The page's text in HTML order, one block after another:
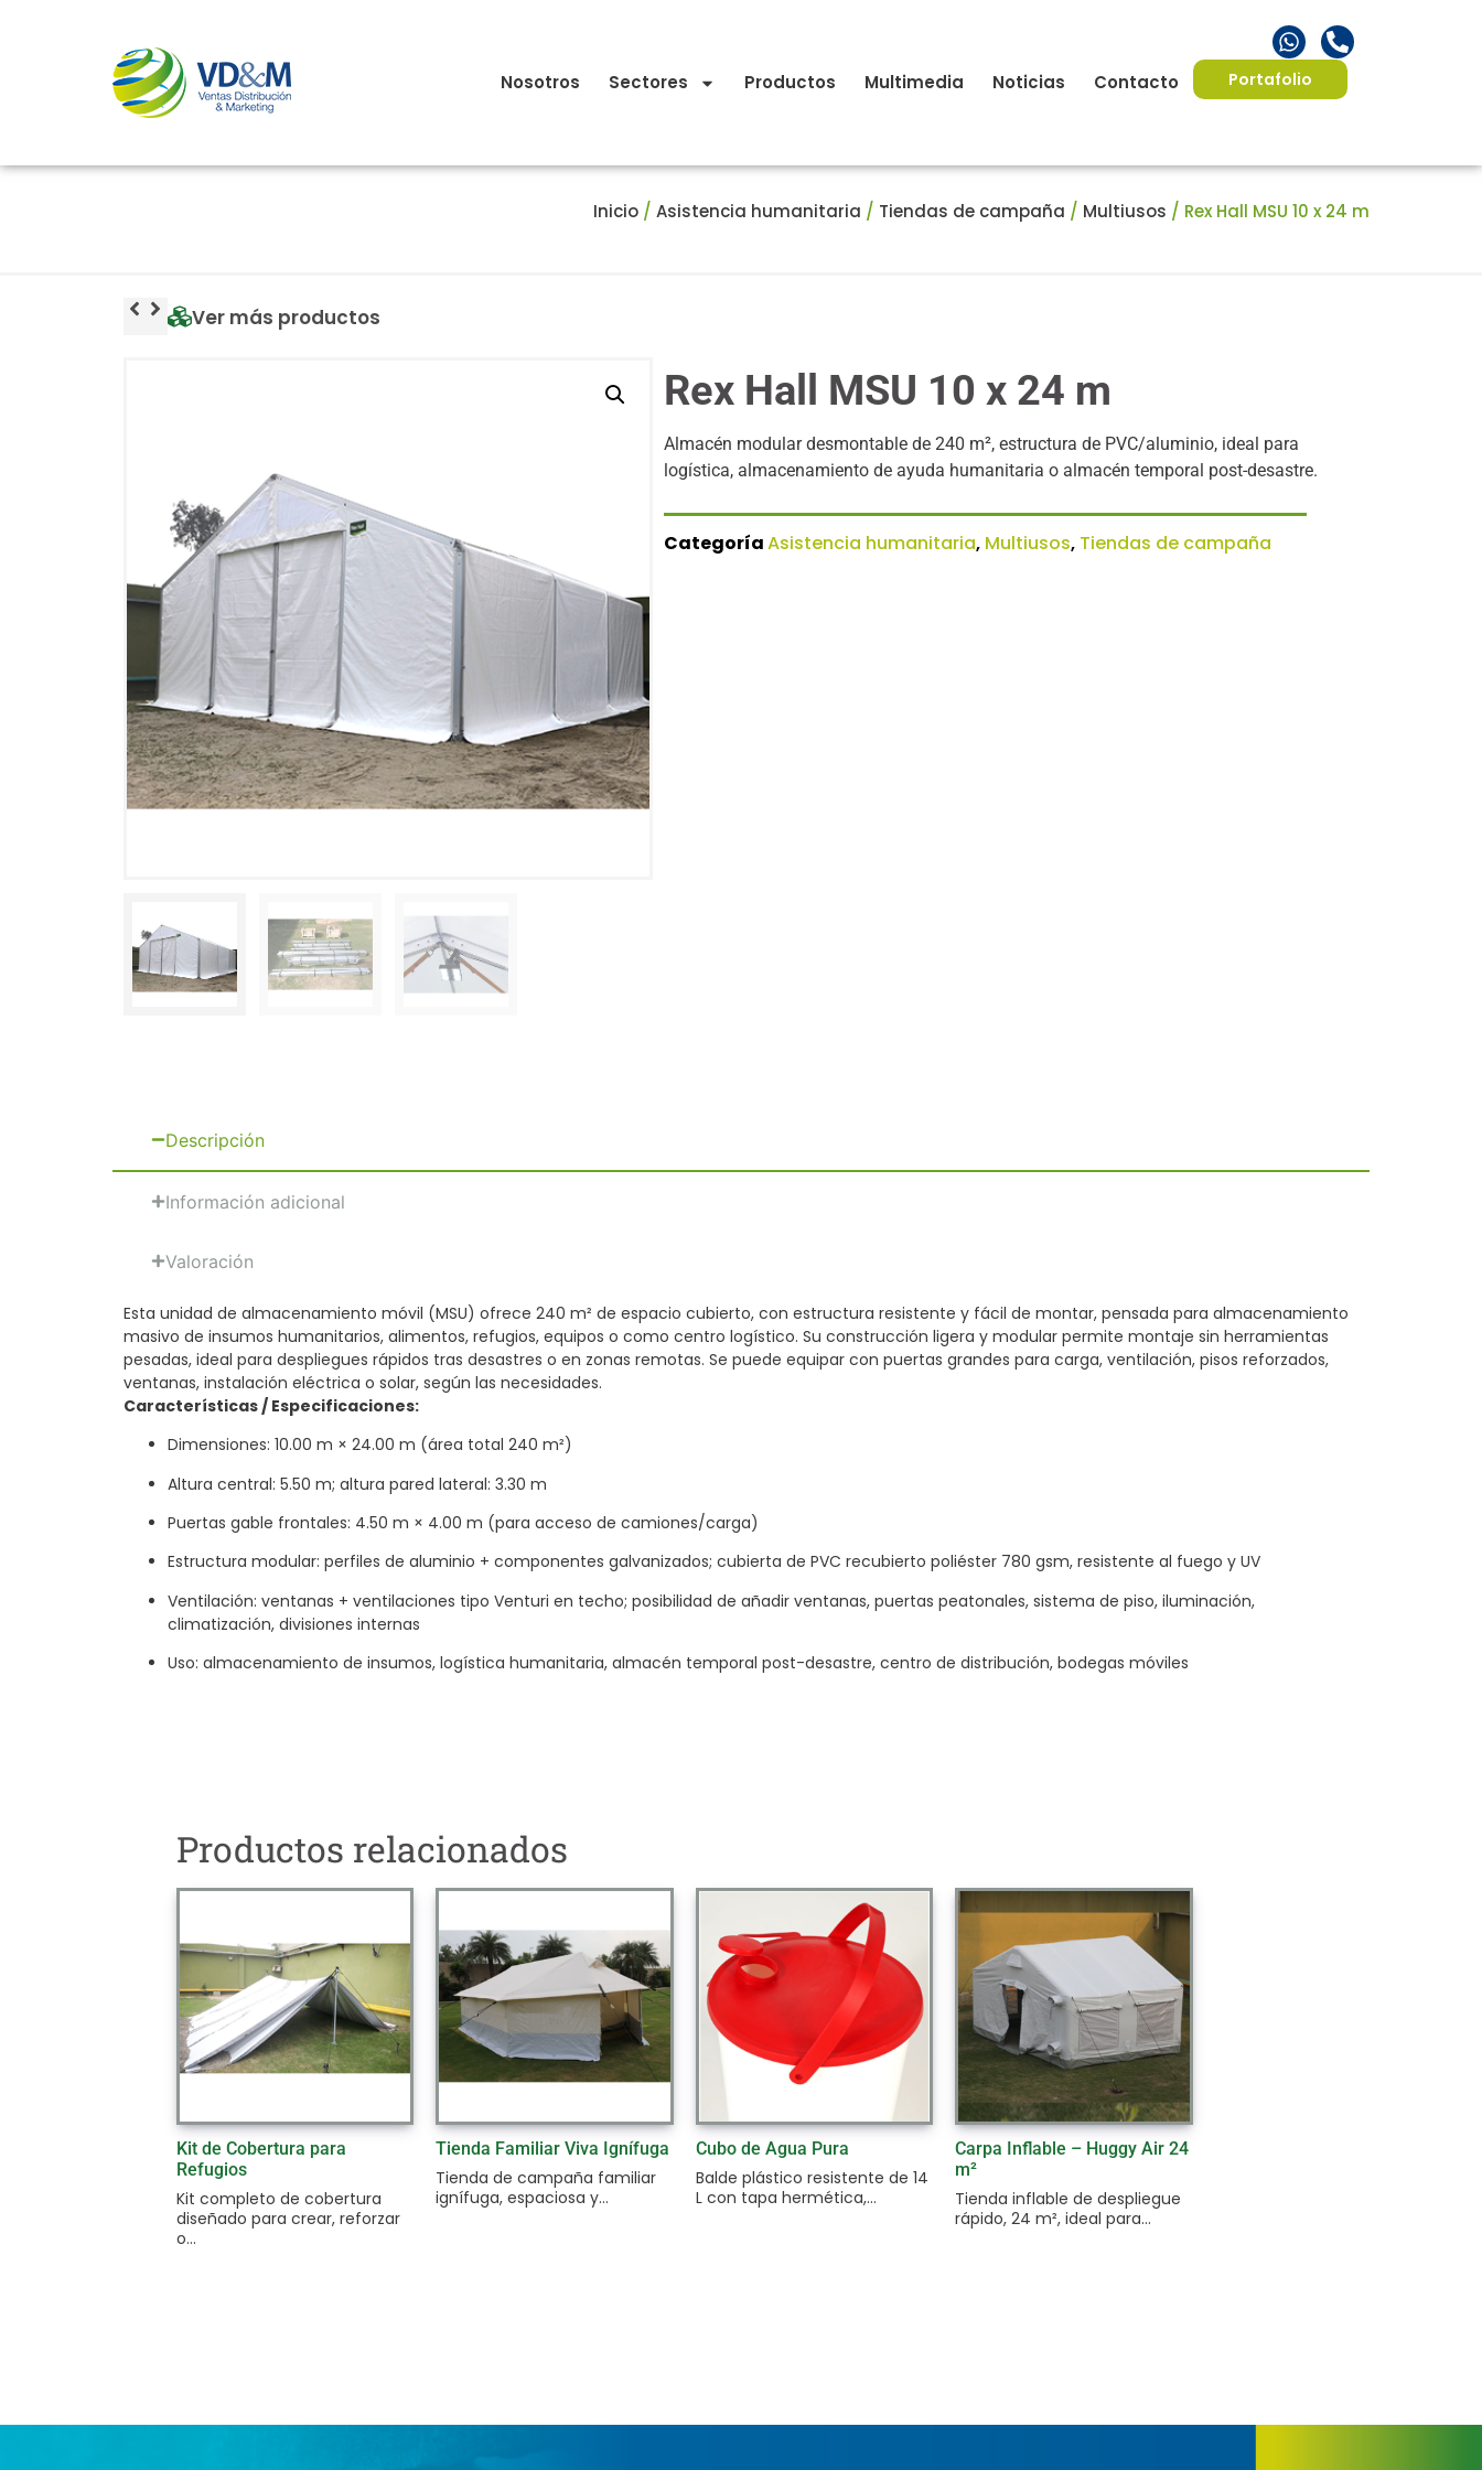
Nosotros Sectores Productos Multimedia Noticias Contacto Portafolio
Inicio / Asistencia humanitaria / Tiendas de campaña / Multiusos / Rex Hall MSU 10 x 24 m
Ver más productos
Rex Hall MSU 10 x 24 m
Almacén modular desmontable de 240 m², estructura de PVC/aluminio, ideal para
logística, almacenamiento de ayuda humanitaria o almacén temporal post-desastre.
CategoríaAsistencia humanitaria, Multiusos, Tiendas de campaña
Descripción
Información adicional
Valoración
Esta unidad de almacenamiento móvil (MSU) ofrece 240 m² de espacio cubierto, con estructura resistente y fácil de montar, pensada para almacenamiento
masivo de insumos humanitarios, alimentos, refugios, equipos o como centro logístico. Su construcción ligera y modular permite montaje sin herramientas
pesadas, ideal para despliegues rápidos tras desastres o en zonas remotas. Se puede equipar con puertas grandes para carga, ventilación, pisos reforzados,
ventanas, instalación eléctrica o solar, según las necesidades.
Características / Especificaciones:
Dimensiones: 10.00 m × 24.00 m (área total 240 m²)
Altura central: 5.50 m; altura pared lateral: 3.30 m
Puertas gable frontales: 4.50 m × 4.00 m (para acceso de camiones/carga)
Estructura modular: perfiles de aluminio + componentes galvanizados; cubierta de PVC recubierto poliéster 780 gsm, resistente al fuego y UV
Ventilación: ventanas + ventilaciones tipo Venturi en techo; posibilidad de añadir ventanas, puertas peatonales, sistema de piso, iluminación,
climatización, divisiones internas
Uso: almacenamiento de insumos, logística humanitaria, almacén temporal post-desastre, centro de distribución, bodegas móviles
Productos relacionados
Kit de Cobertura para
Refugios
Kit completo de cobertura
diseñado para crear, reforzar
o...
Tienda Familiar Viva Ignífuga
Tienda de campaña familiar
ignífuga, espaciosa y...
Cubo de Agua Pura
Balde plástico resistente de 14
L con tapa hermética,...
Carpa Inflable – Huggy Air 24
m²
Tienda inflable de despliegue
rápido, 24 m², ideal para...